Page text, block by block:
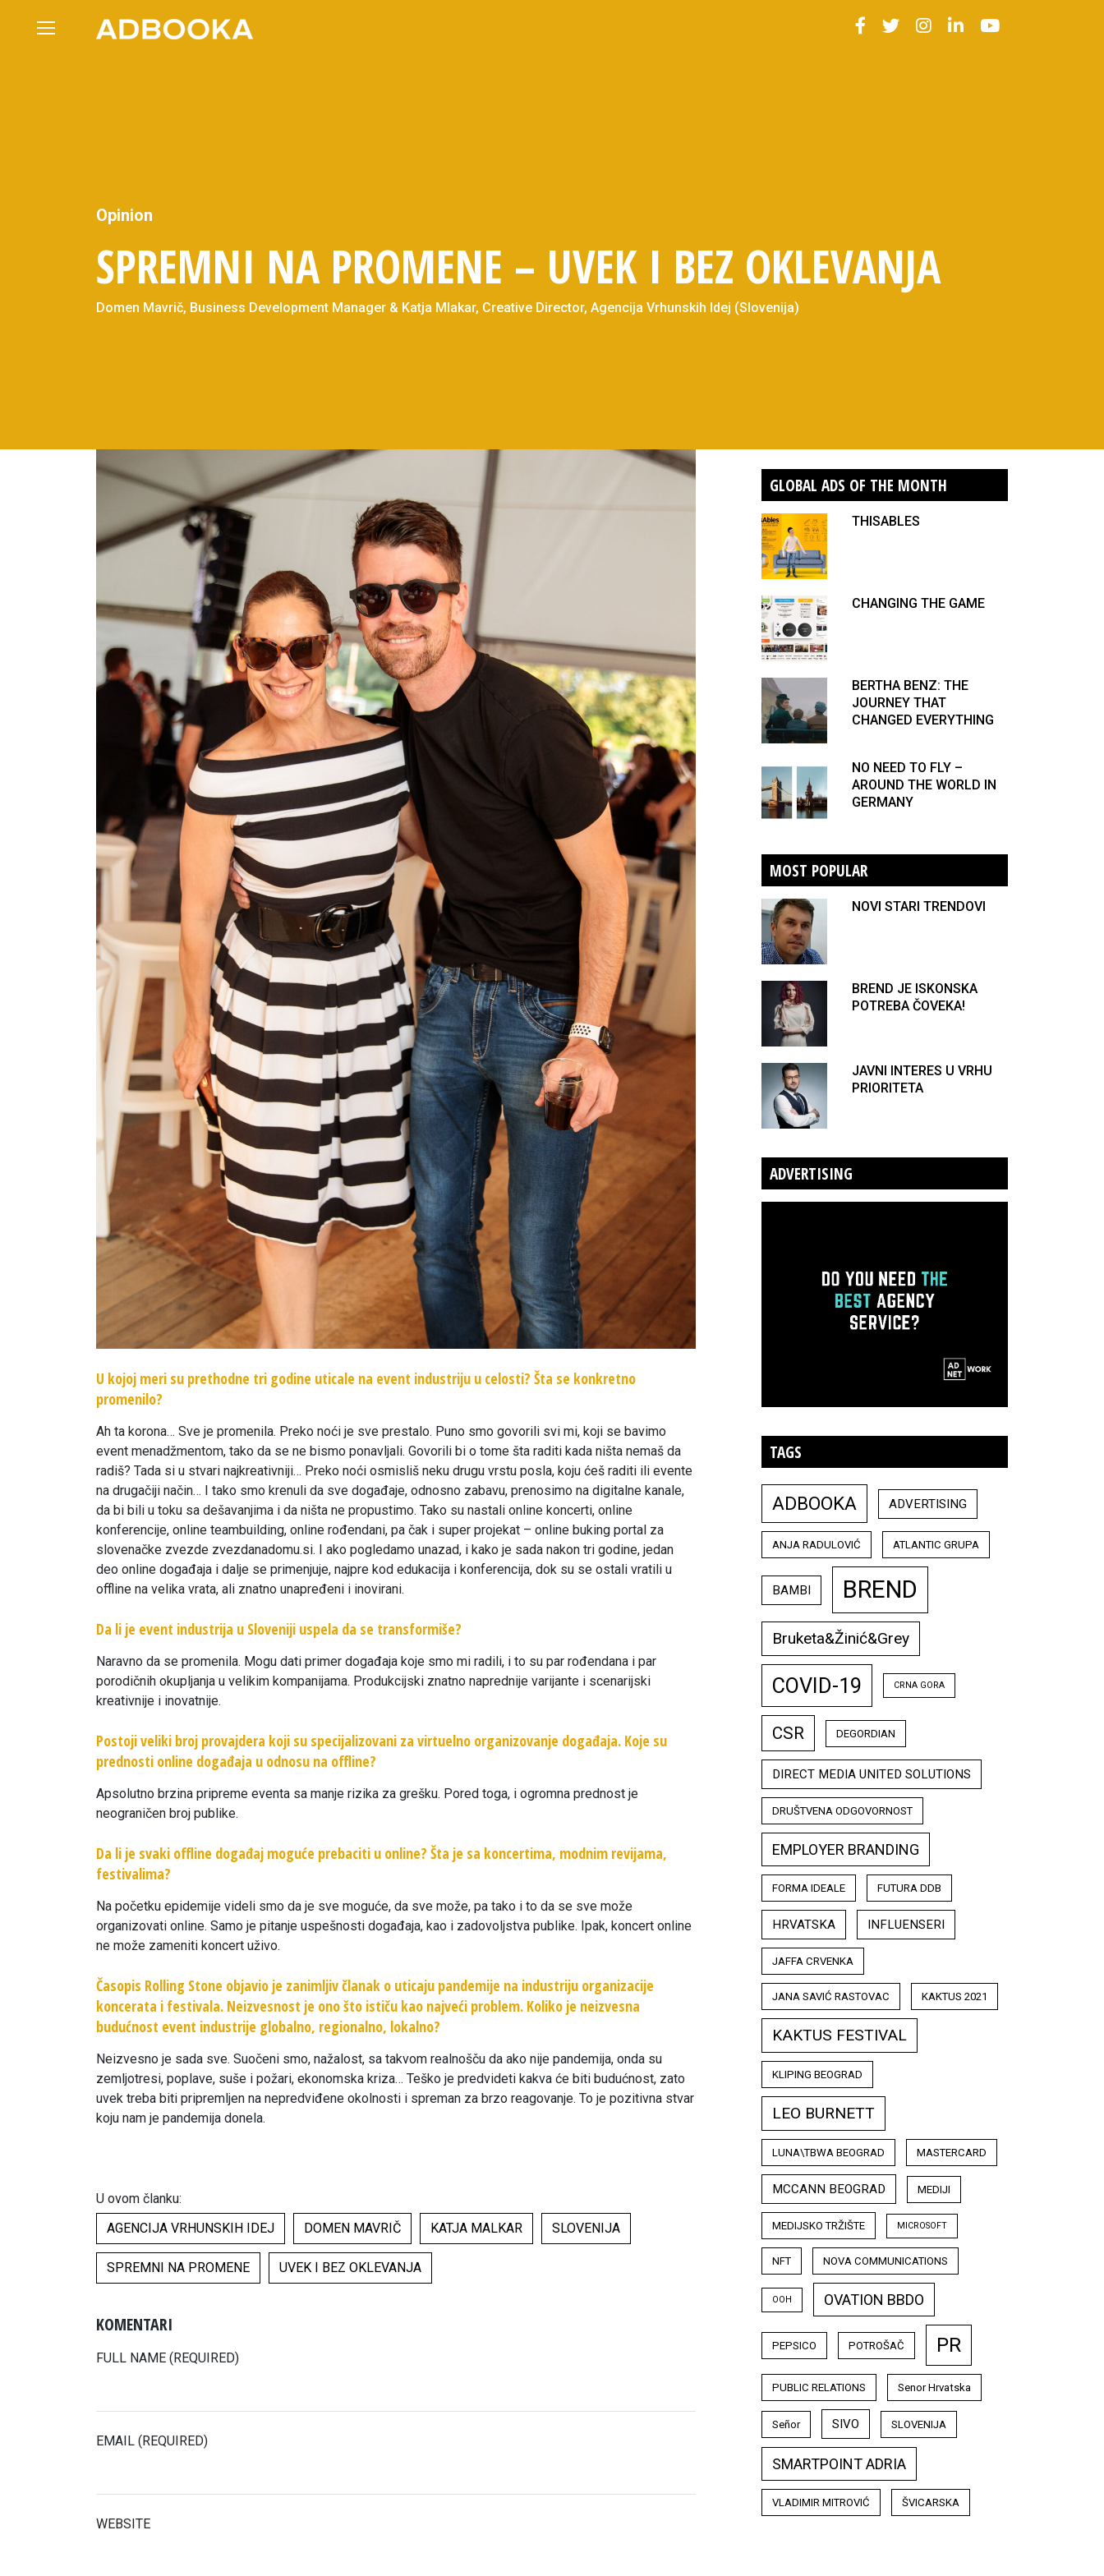
Opinion
SPREMNI NA PROMENE – UVEK I BEZ OKLEVANJA
Domen Mavrič, Business Development Manager & Katja Mlakar, Creative Director, Agencija Vrhunskih Idej (Slovenija)
U kojoj meri su prethodne tri godine uticale na event industriju u celosti? Šta se konkretno
promenilo?
Ah ta korona… Sve je promenila. Preko noći je sve prestalo. Puno smo govorili svi mi, koji se bavimo
event menadžmentom, tako da se ne bismo ponavljali. Govorili bi o tome šta raditi kada ništa nemaš da
radiš? Tada si u stvari najkreativniji… Preko noći osmisliš neku drugu vrstu posla, koju ćeš raditi ili evente
na drugačiji način… I tako smo krenuli da sve događaje, odnosno zabavu, prenosimo na digitalne kanale,
da bi bili u toku sa dešavanjima i da ništa ne propustimo. Tako su nastali online koncerti, online
konferencije, online teambuilding, online rođendani, pa čak i super projekat – online buking portal za
slovenačke zvezde zvezdanadomu.si. I ako pogledamo unazad, i kako je sada nakon tri godine, jedan
deo online događaja i dalje se primenjuje, najpre kod edukacija i konferencija, dok su se ostali vratili u
offline na velika vrata, ali znatno unapređeni i inovirani.
Da li je event industrija u Sloveniji uspela da se transformiše?
Naravno da se promenila. Mogu dati primer događaja koje smo mi radili, i to su par rođendana i par
porodičnih okupljanja u velikim kompanijama. Produkcijski znatno naprednije varijante i scenarijski
kreativnije i inovatnije.
Postoji veliki broj provajdera koji su specijalizovani za virtuelno organizovanje događaja. Koje su
prednosti online događaja u odnosu na offline?
Apsolutno brzina pripreme eventa sa manje rizika za grešku. Pored toga, i ogromna prednost je
neograničen broj publike.
Da li je svaki offline događaj moguće prebaciti u online? Šta je sa koncertima, modnim revijama,
festivalima?
Na početku epidemije videli smo da je sve moguće, da sve može, pa tako i to da se sve može
organizovati online. Samo je pitanje uspešnosti događaja, kao i zadovoljstva publike. Ipak, koncert online
ne može zameniti koncert uživo.
Časopis Rolling Stone objavio je zanimljiv članak o uticaju pandemije na industriju organizacije
koncerata i festivala. Neizvesnost je ono što ističu kao najveći problem. Koliko je neizvesna
budućnost event industrije globalno, regionalno, lokalno?
Neizvesno je sada sve. Suočeni smo, nažalost, sa takvom realnošču da ako nije pandemija, onda su
zemljotresi, poplave, suše i požari, ekonomska kriza… Teško je predvideti kakva će biti budućnost, zato
uvek treba biti pripremljen na nepredviđene okolnosti i spreman za brzo reagovanje. To je pozitivna stvar
koju nam je pandemija donela.
U ovom članku:
AGENCIJA VRHUNSKIH IDEJ
DOMEN MAVRIČ KATJA MALKAR SLOVENIJA
SPREMNI NA PROMENE UVEK I BEZ OKLEVANJA
KOMENTARI
FULL NAME (REQUIRED)
EMAIL (REQUIRED)
WEBSITE
GLOBAL ADS OF THE MONTH
THISABLES
CHANGING THE GAME
BERTHA BENZ: THE
JOURNEY THAT
CHANGED EVERYTHING
NO NEED TO FLY –
AROUND THE WORLD IN
GERMANY
MOST POPULAR
NOVI STARI TRENDOVI
BREND JE ISKONSKA
POTREBA ČOVEKA!
JAVNI INTERES U VRHU
PRIORITETA
ADVERTISING
TAGS
ADBOOKA ADVERTISING
ANJA RADULOVIĆ ATLANTIC GRUPA
BAMBI BREND
Bruketa&Žinić&Grey
COVID-19 CRNA GORA
CSR DEGORDIAN
DIRECT MEDIA UNITED SOLUTIONS
DRUŠTVENA ODGOVORNOST
EMPLOYER BRANDING
FORMA IDEALE FUTURA DDB
HRVATSKA INFLUENSERI
JAFFA CRVENKA
JANA SAVIĆ RASTOVAC KAKTUS 2021
KAKTUS FESTIVAL
KLIPING BEOGRAD
LEO BURNETT
LUNA\TBWA BEOGRAD MASTERCARD
MCCANN BEOGRAD MEDIJI
MEDIJSKO TRŽIŠTE MICROSOFT
NFT NOVA COMMUNICATIONS
OOH OVATION BBDO
PEPSICO POTROŠAČ PR
PUBLIC RELATIONS Senor Hrvatska
Señor SIVO SLOVENIJA
SMARTPOINT ADRIA
VLADIMIR MITROVIĆ ŠVICARSKA